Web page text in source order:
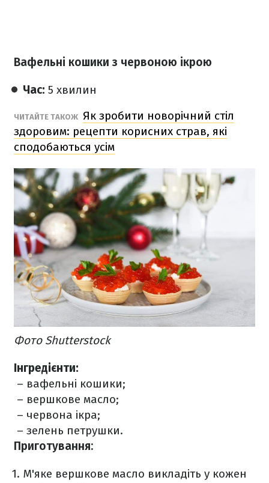
Вафельні кошики з червоною ікрою
Час: 5 хвилин
ЧИТАЙТЕ ТАКОЖ Як зробити новорічний стіл
здоровим: рецепти корисних страв, які
сподобаються усім
Фото Shutterstock
Інгредієнти:
– вафельні кошики;
– вершкове масло;
– червона ікра;
– зелень петрушки.
Приготування:
М'яке вершкове масло викладіть у кожен